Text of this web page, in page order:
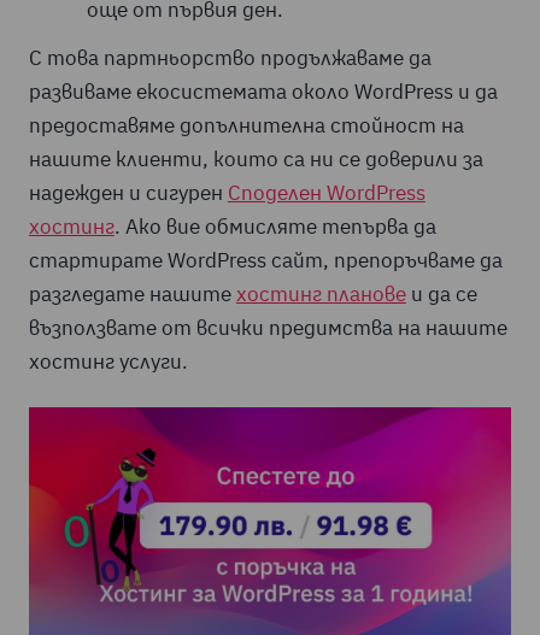
още от първия ден.
С това партньорство продължаваме да
развиваме екосистемата около WordPress и да
предоставяме допълнителна стойност на
нашите клиенти, които са ни се доверили за
надежден и сигурен Споделен WordPress
хостинг. Ако вие обмисляте тепърва да
стартирате WordPress сайт, препоръчваме да
разгледате нашитехостинг плановеи да се
възползвате от всички предимства на нашите
хостинг услуги.